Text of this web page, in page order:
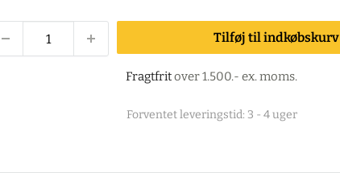
Tilføj til indkøbskurv
Fragtfritover 1.500.- ex. moms.
Forventet leveringstid: 3 - 4 uger